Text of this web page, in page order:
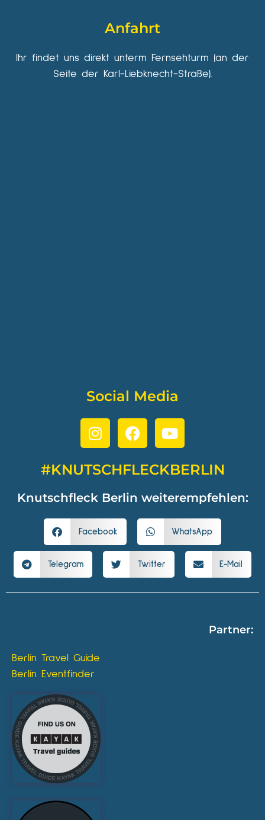
Anfahrt
Ihr findet uns direkt unterm Fernsehturm (an der
Seite der Karl-Liebknecht-Straße).
Social Media
#KNUTSCHFLECKBERLIN
Knutschfleck Berlin weiterempfehlen:
Facebook WhatsApp
Telegram Twitter E-Mail
Partner:
Berlin Travel Guide
Berlin Eventfinder